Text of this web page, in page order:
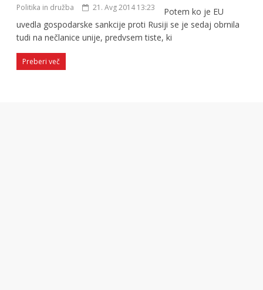
Politika in družba 21. Avg 2014 13:23
Potem ko je EU
uvedla gospodarske sankcije proti Rusiji se je sedaj obrnila
tudi na nečlanice unije, predvsem tiste, ki
Preberi več